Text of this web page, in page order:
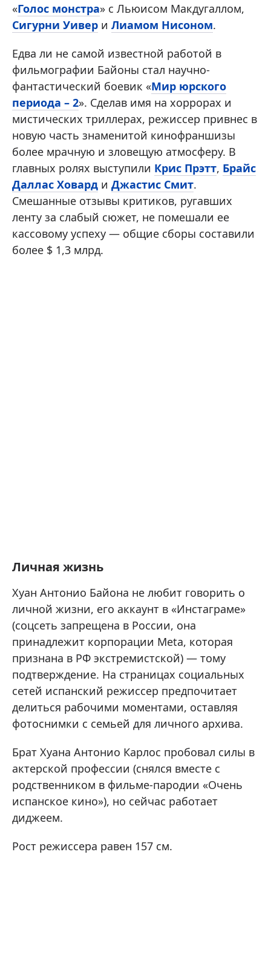
«Голос монстра» с Льюисом Макдугаллом,
Сигурни Уивер и Лиамом Нисоном.
Едва ли не самой известной работой в
фильмографии Байоны стал научно-
фантастический боевик «Мир юрского
периода – 2». Сделав имя на хоррорах и
мистических триллерах, режиссер привнес в
новую часть знаменитой кинофраншизы
более мрачную и зловещую атмосферу. В
главных ролях выступили Крис Прэтт, Брайс
Даллас Ховард и Джастис Смит.
Смешанные отзывы критиков, ругавших
ленту за слабый сюжет, не помешали ее
кассовому успеху — общие сборы составили
более $ 1,3 млрд.
Личная жизнь
Хуан Антонио Байона не любит говорить о
личной жизни, его аккаунт в «Инстаграме»
(соцсеть запрещена в России, она
принадлежит корпорации Meta, которая
признана в РФ экстремистской) — тому
подтверждение. На страницах социальных
сетей испанский режиссер предпочитает
делиться рабочими моментами, оставляя
фотоснимки с семьей для личного архива.
Брат Хуана Антонио Карлос пробовал силы в
актерской профессии (снялся вместе с
родственником в фильме-пародии «Очень
испанское кино»), но сейчас работает
диджеем.
Рост режиссера равен 157 см.